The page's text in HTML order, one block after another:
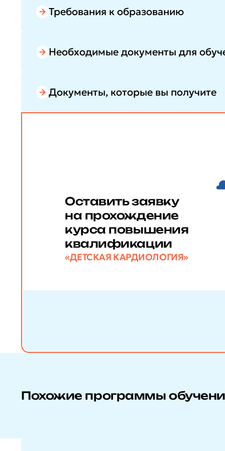
Требования к образованию
Необходимые документы для
Документы, которые вы получите
Оставить заявку
на прохождение
курса повышения
квалификации
«ДЕТСКАЯ КАРДИОЛОГИЯ»
Похожие программы